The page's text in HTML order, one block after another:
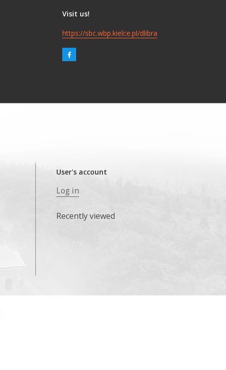
Visit us!
https://sbc.wbp.kielce.pl/dlibra
User's account
Log in
Recently viewed